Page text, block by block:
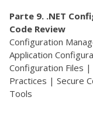
Parte 9. .NET
Code Review
Configuration
Application
Configuration Files
Practices | Secure
Tools